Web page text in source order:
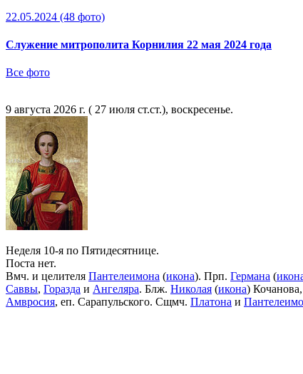
22.05.2024 (48 фото)
Служение митрополита Корнилия 22 мая 2024 года
Все фото
9 августа 2026 г. ( 27 июля ст.ст.), воскресенье.
Неделя 10-я по Пятидесятнице.
Поста нет.
Вмч. и целителя Пантелеимона (икона). Прп. Германа (
Саввы, Горазда и Ангеляра. Блж. Николая (икона)
Амвросия, еп. Сарапульского. Сщмч. Платона и